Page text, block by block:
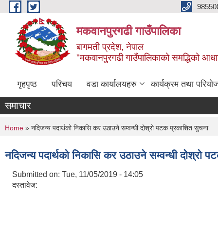
Skip to main content
मकवानपुरगढी गाउँपालिका
बागमती प्रदेश, नेपाल
"मकवानपुरगढी गाउँपालिकाको समद्धिको
गृहपृष्ठ परिचय वडा कार्यालयहरु कार्यक्रम तथा
समाचार
You are here
Home » नदिजन्य पदार्थको निकासि कर उठाउने सम्वन्धी दोश्रो पटक प्रकाशित सुचना
नदिजन्य पदार्थको निकासि कर उठाउने सम्वन्धी दोश्रो
Submitted on: Tue, 11/05/2019 - 14:05
दस्तावेज: